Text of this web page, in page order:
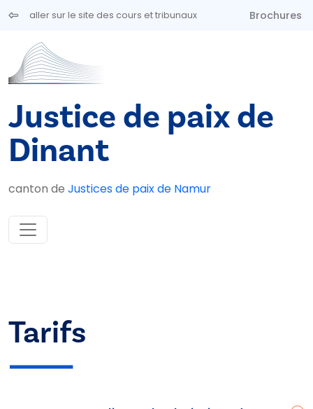
Aller au contenu principal
aller sur le site des cours et tribunaux Brochures
Justice de paix de
Dinant
canton de Justices de paix de Namur
Tarifs